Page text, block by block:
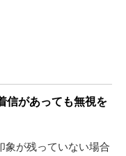
信があっても無視を
象が残っていない場合